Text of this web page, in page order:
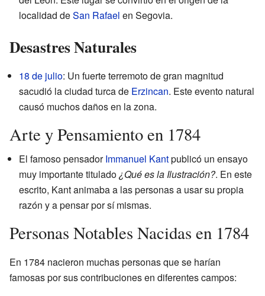
localidad deSan Rafael en Segovia.
Desastres Naturales
18 de julio: Un fuerte terremoto de gran magnitud
sacudió la ciudad turca de Erzincan. Este evento natural
causó muchos daños en la zona.
Arte y Pensamiento en 1784
El famoso pensadorImmanuel Kantpublicó un ensayo
muy importante titulado¿Qué es la Ilustración?. En este
escrito, Kant animaba a las personas a usar su propia
razón y a pensar por sí mismas.
Personas Notables Nacidas en 1784
En 1784 nacieron muchas personas que se harían
famosas por sus contribuciones en diferentes campos: